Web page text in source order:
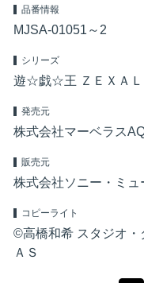
品番情報
MJSA-01051～2
シリーズ
遊☆戯☆王 ＺＥＸＡＬ
発売元
株式会社マーベラス
販売元
株式会社ソニー・ミ
コピーライト
©高橋和希 スタジオ・
ＡＳ